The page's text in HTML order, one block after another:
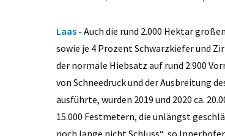
Laas - Auch die rund 2.000 Hektar
sowie je 4 Prozent Schwarzkiefer und
der normale Hiebsatz auf rund 2.900
von Schneedruck und der Ausbreitung
ausführte, wurden 2019 und 2020 ca.
15.000 Festmetern, die unlängst